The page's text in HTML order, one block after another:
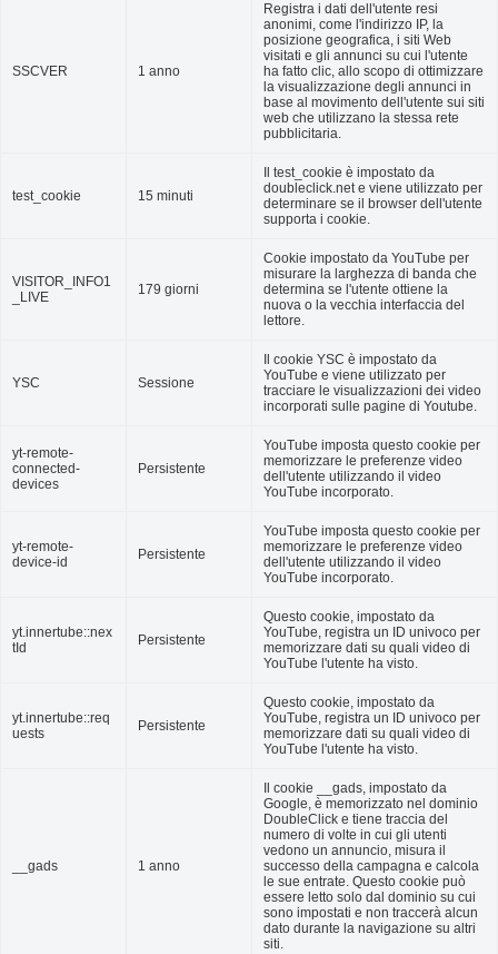
SSCVER 1 anno
Registra i dati dell'utente resi
anonimi, come l'indirizzo IP, la
posizione geografica, i siti Web
visitati e gli annunci su cui l'utente
ha fatto clic, allo scopo di ottimizzare
la visualizzazione degli annunci in
base al movimento dell'utente sui siti
web che utilizzano la stessa rete
pubblicitaria.
test_cookie 15 minuti
Il test_cookie è impostato da
doubleclick.net e viene utilizzato per
determinare se il browser dell'utente
supporta i cookie.
VISITOR_INFO1
_LIVE
179 giorni
Cookie impostato da YouTube per
misurare la larghezza di banda che
determina se l'utente ottiene la
nuova o la vecchia interfaccia del
lettore.
YSC Sessione
Il cookie YSC è impostato da
YouTube e viene utilizzato per
tracciare le visualizzazioni dei video
incorporati sulle pagine di Youtube.
yt-remote-
connected-
devices
Persistente
YouTube imposta questo cookie per
memorizzare le preferenze video
dell'utente utilizzando il video
YouTube incorporato.
yt-remote-
device-id
Persistente
YouTube imposta questo cookie per
memorizzare le preferenze video
dell'utente utilizzando il video
YouTube incorporato.
yt.innertube::nex
tId
Persistente
Questo cookie, impostato da
YouTube, registra un ID univoco per
memorizzare dati su quali video di
YouTube l'utente ha visto.
yt.innertube::req
uests
Persistente
Questo cookie, impostato da
YouTube, registra un ID univoco per
memorizzare dati su quali video di
YouTube l'utente ha visto.
__gads 1 anno
Il cookie __gads, impostato da
Google, è memorizzato nel dominio
DoubleClick e tiene traccia del
numero di volte in cui gli utenti
vedono un annuncio, misura il
successo della campagna e calcola
le sue entrate. Questo cookie può
essere letto solo dal dominio su cui
sono impostati e non traccerà alcun
dato durante la navigazione su altri
siti.